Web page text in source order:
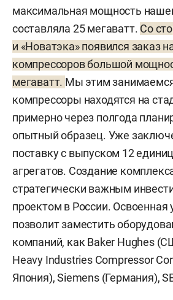
максимальная мощность
составляла 25 мегаватт. Со
и «Новатэка» появился заказ
компрессоров большой
мегаватт. Мы этим
компрессоры находятся на
примерно через полгода
опытный образец. Уже
поставку с выпуском 12
агрегатов. Создание
стратегически важным
проектом в России. Освоенная
позволит заместить
компаний, как Baker Hughes
Heavy Industries Compressor
Япония), Siemens (Германия),